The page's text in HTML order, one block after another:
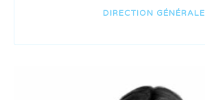
DIRECTION GÉNÉRALE